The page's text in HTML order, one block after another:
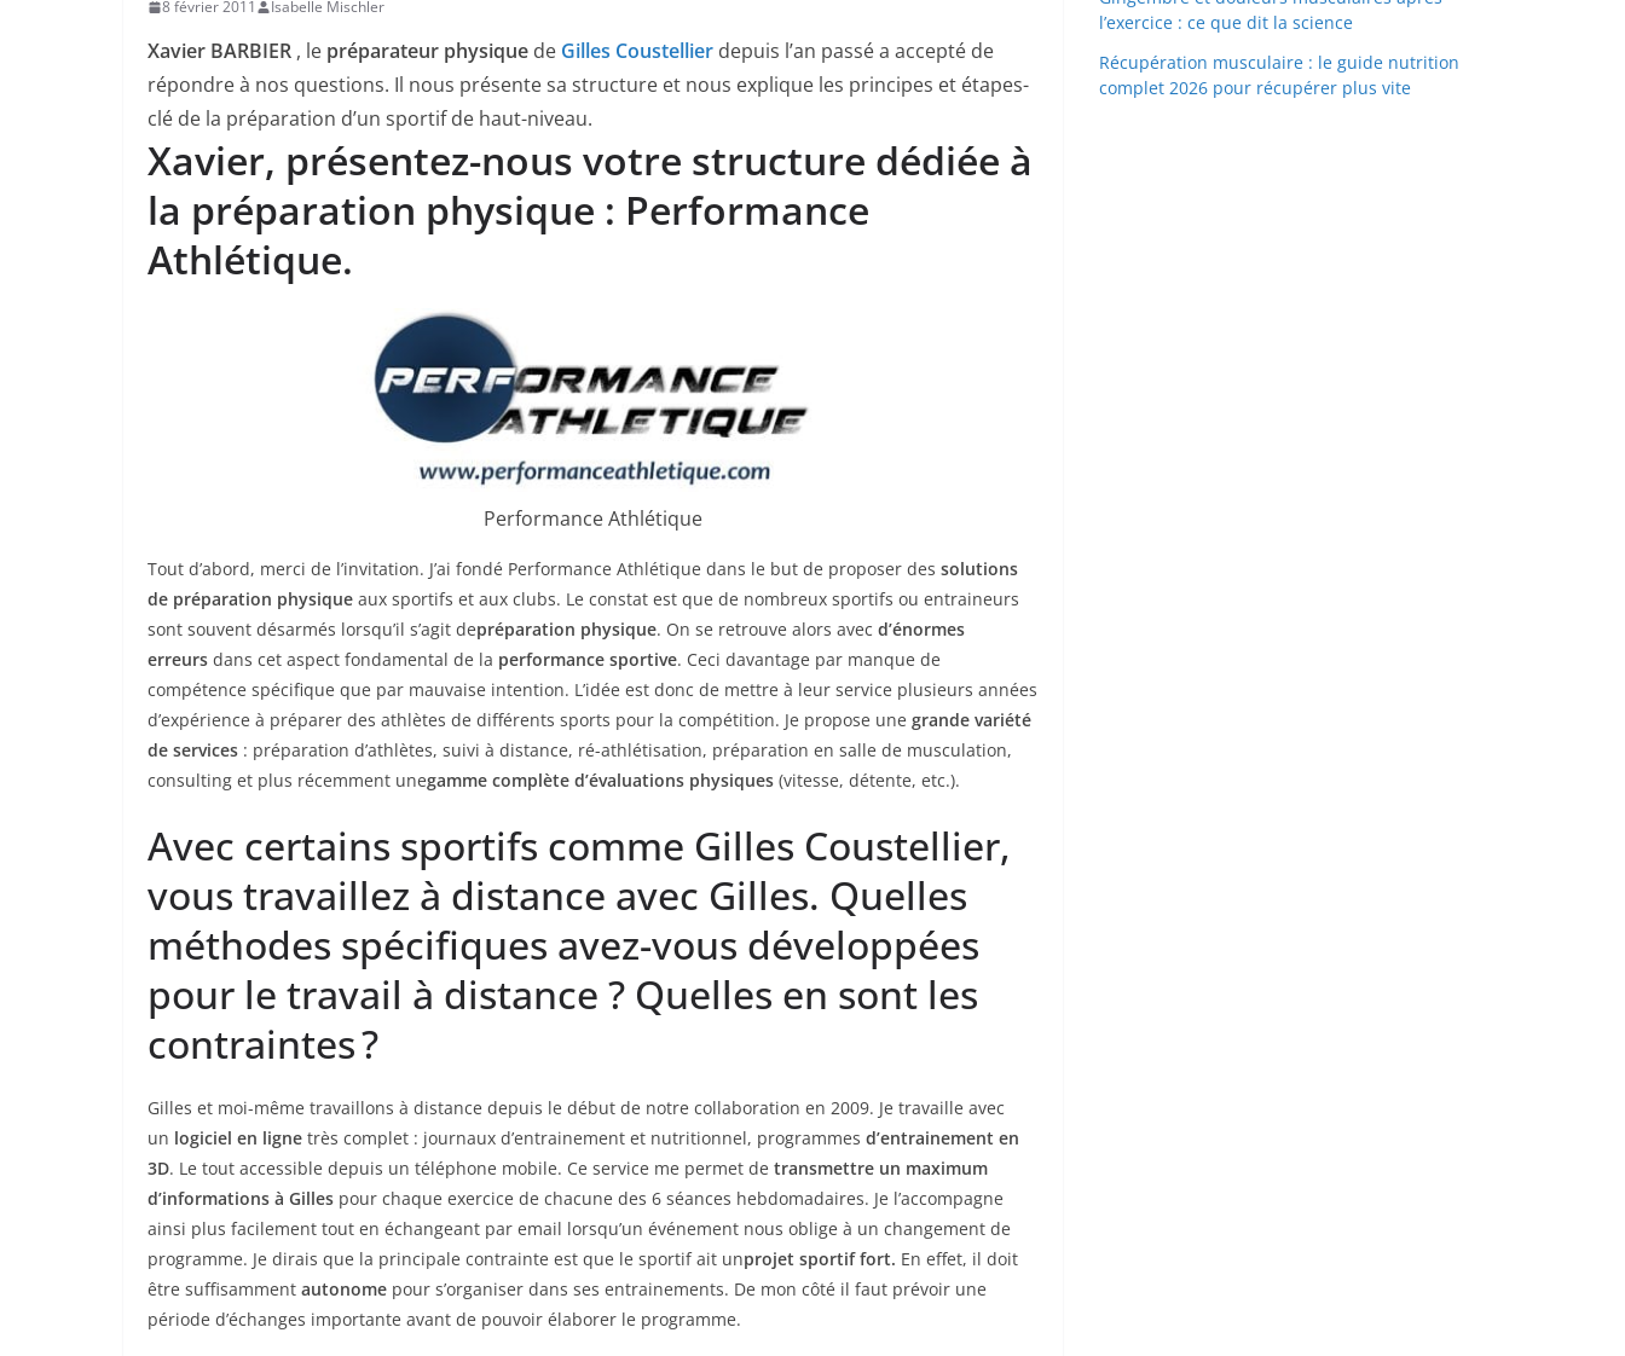
8 février 2011 Isabelle Mischler
Xavier BARBIER , le préparateur physique de Gilles Coustellier depuis l’an passé a accepté de
répondre à nos questions. Il nous présente sa structure et nous explique les principes et étapes-
clé de la préparation d’un sportif de haut-niveau.
Xavier, présentez-nous votre structure dédiée à
la préparation physique : Performance
Athlétique.
Performance Athlétique
Tout d’abord, merci de l’invitation. J’ai fondé Performance Athlétique dans le but de proposer des solutions
de préparation physique aux sportifs et aux clubs. Le constat est que de nombreux sportifs ou entraineurs
sont souvent désarmés lorsqu’il s’agit depréparation physique. On se retrouve alors avec d’énormes
erreurs dans cet aspect fondamental de la performance sportive. Ceci davantage par manque de
compétence spécifique que par mauvaise intention. L’idée est donc de mettre à leur service plusieurs années
d’expérience à préparer des athlètes de différents sports pour la compétition. Je propose une grande variété
de services : préparation d’athlètes, suivi à distance, ré-athlétisation, préparation en salle de musculation,
consulting et plus récemment unegamme complète d’évaluations physiques (vitesse, détente, etc.).
Avec certains sportifs comme Gilles Coustellier,
vous travaillez à distance avec Gilles. Quelles
méthodes spécifiques avez-vous développées
pour le travail à distance ? Quelles en sont les
contraintes ?
Gilles et moi-même travaillons à distance depuis le début de notre collaboration en 2009. Je travaille avec
un logiciel en ligne très complet : journaux d’entrainement et nutritionnel, programmes d’entrainement en
3D. Le tout accessible depuis un téléphone mobile. Ce service me permet de transmettre un maximum
d’informations à Gilles pour chaque exercice de chacune des 6 séances hebdomadaires. Je l’accompagne
ainsi plus facilement tout en échangeant par email lorsqu’un événement nous oblige à un changement de
programme. Je dirais que la principale contrainte est que le sportif ait unprojet sportif fort. En effet, il doit
être suffisamment autonome pour s’organiser dans ses entrainements. De mon côté il faut prévoir une
période d’échanges importante avant de pouvoir élaborer le programme.
l’exercice : ce que dit la science
Récupération musculaire : le guide nutrition
complet 2026 pour récupérer plus vite